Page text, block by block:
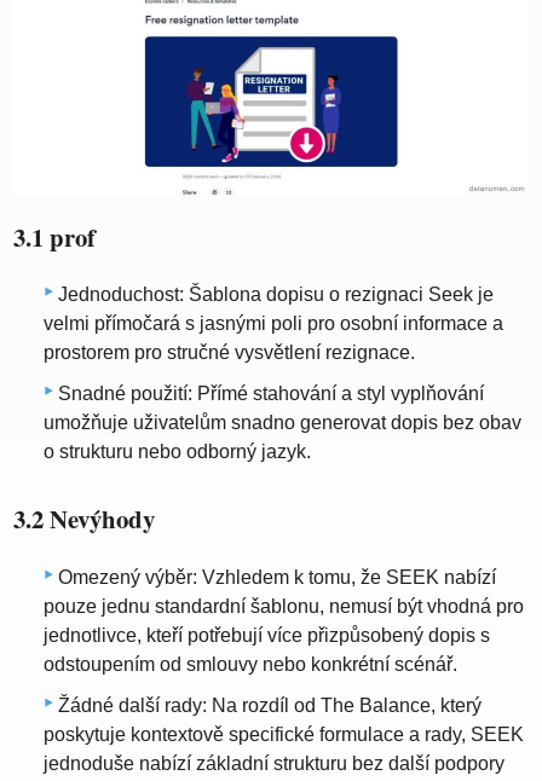
3.1 prof
Jednoduchost: Šablona dopisu o rezignaci Seek je
velmi přímočará s jasnými poli pro osobní informace a
prostorem pro stručné vysvětlení rezignace.
Snadné použití: Přímé stahování a styl vyplňování
umožňuje uživatelům snadno generovat dopis bez obav
o strukturu nebo odborný jazyk.
3.2 Nevýhody
Omezený výběr: Vzhledem k tomu, že SEEK nabízí
pouze jednu standardní šablonu, nemusí být vhodná pro
jednotlivce, kteří potřebují více přizpůsobený dopis s
odstoupením od smlouvy nebo konkrétní scénář.
Žádné další rady: Na rozdíl od The Balance, který
poskytuje kontextově specifické formulace a rady, SEEK
jednoduše nabízí základní strukturu bez další podpory